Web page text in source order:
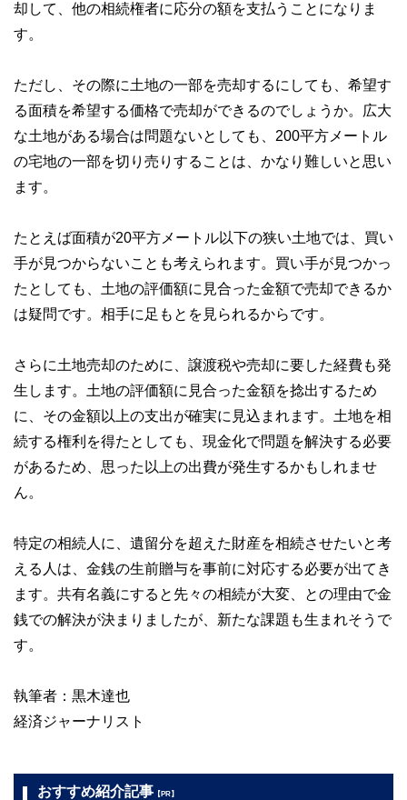
却して、他の相続権者に応分の額を支払うことになりま
す。
ただし、その際に土地の一部を売却するにしても、希望す
る面積を希望する価格で売却ができるのでしょうか。広大
な土地がある場合は問題ないとしても、200平方メートル
の宅地の一部を切り売りすることは、かなり難しいと思い
ます。
たとえば面積が20平方メートル以下の狭い土地では、買い
手が見つからないことも考えられます。買い手が見つかっ
たとしても、土地の評価額に見合った金額で売却できるか
は疑問です。相手に足もとを見られるからです。
さらに土地売却のために、譲渡税や売却に要した経費も発
生します。土地の評価額に見合った金額を捻出するため
に、その金額以上の支出が確実に見込まれます。土地を相
続する権利を得たとしても、現金化で問題を解決する必要
があるため、思った以上の出費が発生するかもしれませ
ん。
特定の相続人に、遺留分を超えた財産を相続させたいと考
える人は、金銭の生前贈与を事前に対応する必要が出てき
ます。共有名義にすると先々の相続が大変、との理由で金
銭での解決が決まりましたが、新たな課題も生まれそうで
す。
執筆者：黒木達也
経済ジャーナリスト
おすすめ紹介記事 【PR】